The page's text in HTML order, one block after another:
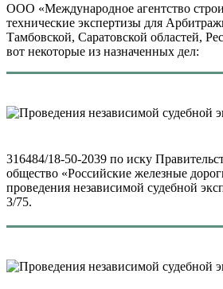
ООО «Международное агентство
технические экспертизы для
Тамбовской, Саратовской областей,
вот некоторые из назначенных дел:
316484/18-50-2039 по иску
общество «Российские железные
проведения независимой судебной
3/75.